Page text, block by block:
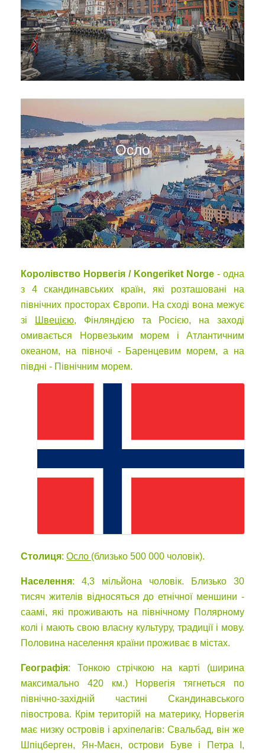
Осло
Королівство Норвегія / Kongeriket Norge - одна
з 4 скандинавських країн, які розташовані на
північних просторах Європи. На сході вона межує
зі
Швецією, Фінляндією та Росією, на заході
омивається Норвезьким морем і Атлантичним
океаном, на півночі - Баренцевим морем, а на
півдні - Північним морем.
Столиця: Осло (близько 500 000 чоловік).
Населення: 4,3 мільйона чоловік. Близько 30
тисяч жителів відносяться до етнічної меншини -
саамі, які проживають на північному Полярному
колі і мають свою власну культуру, традиції і мову.
Половина населення країни проживає в містах.
Географія: Тонкою стрічкою на карті (ширина
максимально 420 км.) Норвегія тягнеться по
північно-західній частині Скандинавського
півострова. Крім територій на материку, Норвегія
має низку островів і архіпелагів: Свальбад, він же
Шпіцберген, Ян-Маєн, острови Буве і Петра I,